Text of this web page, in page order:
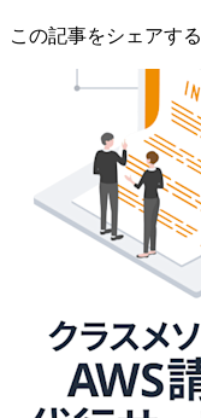
この記事をシェアする